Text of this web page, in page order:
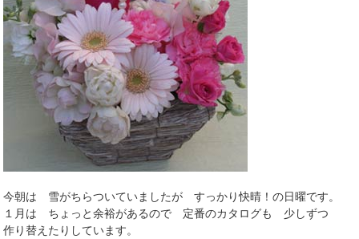
今朝は 雪がちらついていましたが すっかり快晴！の日曜です。
１月は ちょっと余裕があるので 定番のカタログも 少しずつ
作り替えたりしています。